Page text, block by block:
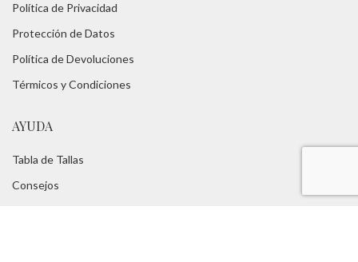
Política de Privacidad
Protección de Datos
Política de Devoluciones
Térmicos y Condiciones
AYUDA
Tabla de Tallas
Consejos